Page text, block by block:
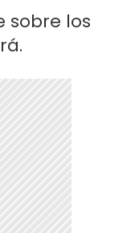
sobre los